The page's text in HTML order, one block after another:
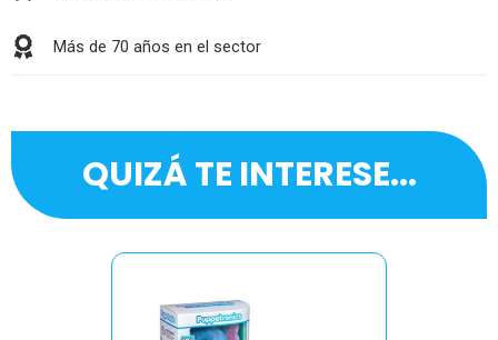
Más de 70 años en el sector
QUIZÁ TE INTERESE...